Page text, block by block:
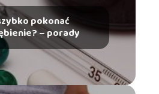
pokonać
– porady